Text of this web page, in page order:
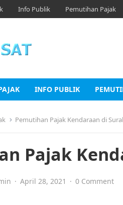
Info Publik Pemutihan Pajak
INFO PUBLIK
Pemutihan Pajak Kendaraan di
Pajak
· April 28, 2021 · 0 Comment